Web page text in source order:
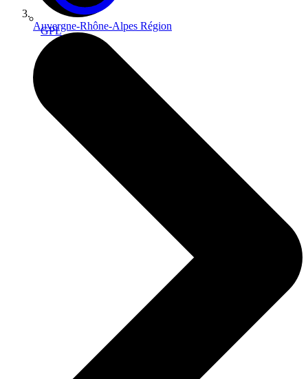
GPL
Auvergne-Rhône-Alpes Région